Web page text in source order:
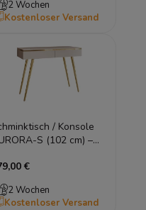
2 Wochen
Kostenloser Versand
/ Konsole
S (102 cm) –
€
2 Wochen
Kostenloser Versand